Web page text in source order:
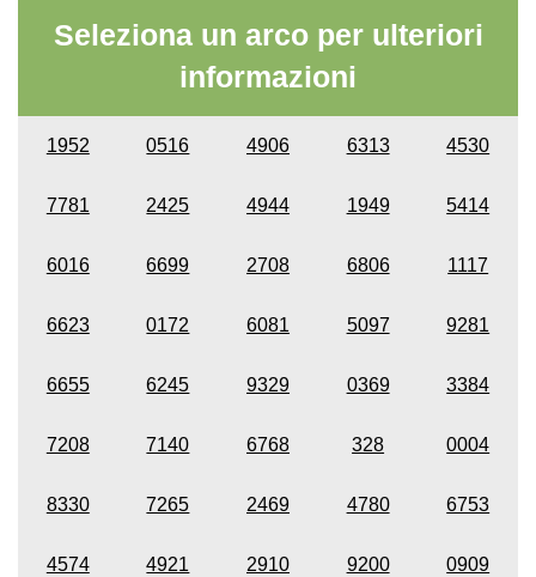
Seleziona un arco per ulteriori
informazioni
1952 0516 4906 6313 4530
7781 2425 4944 1949 5414
6016 6699 2708 6806 1117
6623 0172 6081 5097 9281
6655 6245 9329 0369 3384
7208 7140 6768 328 0004
8330 7265 2469 4780 6753
4574 4921 2910 9200 0909